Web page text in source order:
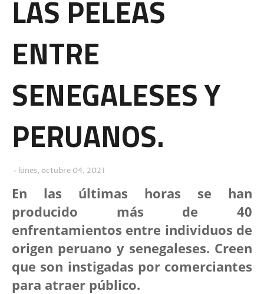
LAS PELEAS
ENTRE
SENEGALESES Y
PERUANOS.
lunes, octubre 04, 2021
En las últimas horas se han
producido más de 40
enfrentamientos entre individuos de
origen peruano y senegaleses. Creen
que son instigadas por comerciantes
para atraer público.